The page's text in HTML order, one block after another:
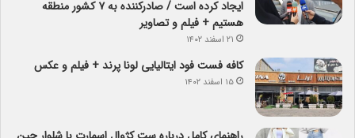
ایجاد کرده است / صادرکننده به ۷ کشور منطقه
هستیم + فیلم و تصاویر
۲۱ اسفند ۱۴۰۲
کافه فست فود ایتالیایی لونا پرند + فیلم و عکس
۱۵ اسفند ۱۴۰۲